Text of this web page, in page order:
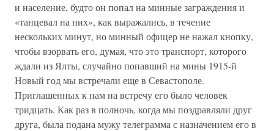
и население, будто он попал на минные заграждения и
«танцевал на них», как выражались, в течение
нескольких минут, но минный офицер не нажал кнопку,
чтобы взорвать его, думая, что это транспорт, которого
ждали из Ялты, случайно попавший на мины 1915-й
Новый год мы встречали еще в Севастополе.
Приглашенных к нам на встречу его было человек
тридцать. Как раз в полночь, когда мы поздравляли друг
друга, была подана мужу телеграмма с назначением его в